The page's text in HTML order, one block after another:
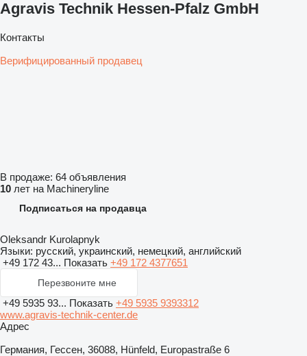
Agravis Technik Hessen-Pfalz GmbH
Контакты
Верифицированный продавец
В продаже: 64 объявления
10 лет на Machineryline
Подписаться на продавца
Oleksandr Kurolapnyk
Языки: русский, украинский, немецкий, английский
+49 172 43... Показать +49 172 4377651
Перезвоните мне
+49 5935 93... Показать +49 5935 9393312
www.agravis-technik-center.de
Адрес
Германия, Гессен, 36088, Hünfeld, Europastraße 6